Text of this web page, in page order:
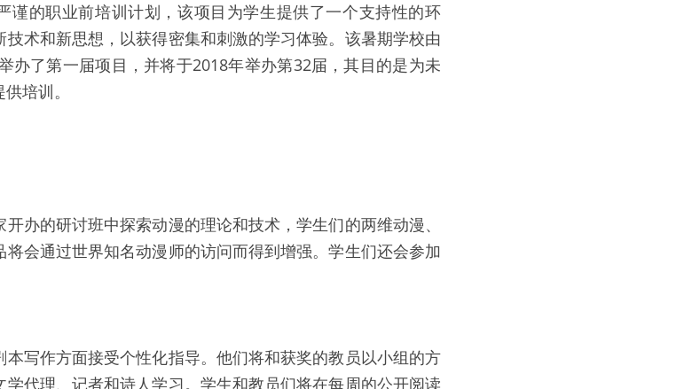
谨的职业前培训计划，该项目为学生提供了一个支持性的环
术和新思想，以获得密集和刺激的学习体验。该暑期学校由
办了第一届项目，并将于2018年举办第32届，其目的是为未
培训。
办的研讨班中探索动漫的理论和技术，学生们的两维动漫、
会通过世界知名动漫师的访问而得到增强。学生们还会参加
写作方面接受个性化指导。他们将和获奖的教员以小组的方
代理、记者和诗人学习。学生和教员们将在每周的公开阅读